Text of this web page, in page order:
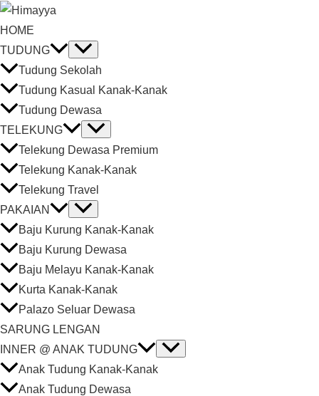
HOME
TUDUNG
Tudung Sekolah
Tudung Kasual Kanak-Kanak
Tudung Dewasa
TELEKUNG
Telekung Dewasa Premium
Telekung Kanak-Kanak
Telekung Travel
PAKAIAN
Baju Kurung Kanak-Kanak
Baju Kurung Dewasa
Baju Melayu Kanak-Kanak
Kurta Kanak-Kanak
Palazo Seluar Dewasa
SARUNG LENGAN
INNER @ ANAK TUDUNG
Anak Tudung Kanak-Kanak
Anak Tudung Dewasa